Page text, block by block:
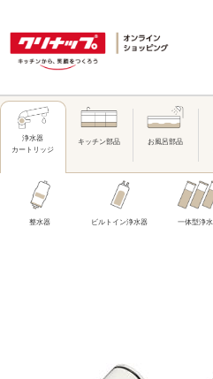
浄水器
カートリッジ
キッチン部品 お風呂部品
整水器 ビルトイン浄水器 一体型浄